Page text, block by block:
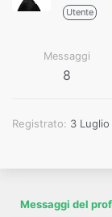
Utente
Messaggi
8
Registrato 3
Messaggi del